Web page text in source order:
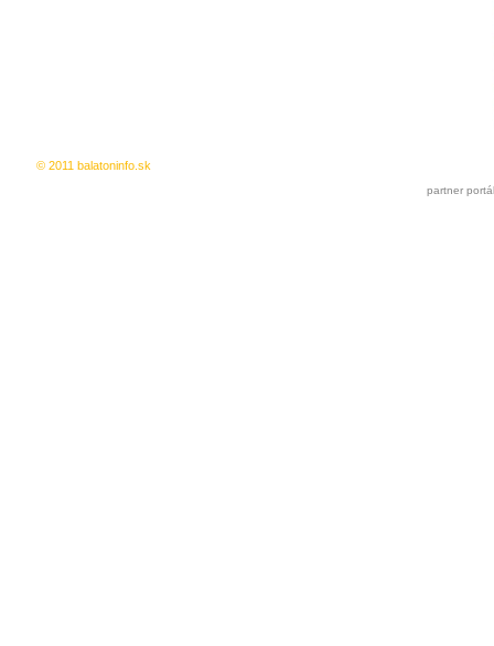
© 2011 balatoninfo.sk
partner